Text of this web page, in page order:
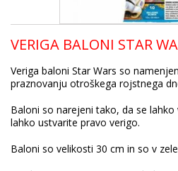
VERIGA BALONI STAR
Veriga baloni Star Wars so
praznovanju otroškega rojstnega
Baloni so narejeni tako, da se
lahko ustvarite pravo verigo.
Baloni so velikosti 30 cm in so v